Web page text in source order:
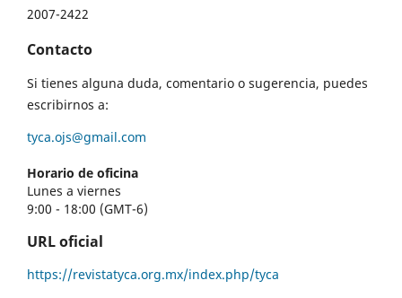
2007-2422
Contacto
Si tienes alguna duda, comentario o sugerencia, puedes
escribirnos a:
tyca.ojs@gmail.com
Horario de oficina
Lunes a viernes
9:00 - 18:00 (GMT-6)
URL oficial
https://revistatyca.org.mx/index.php/tyca